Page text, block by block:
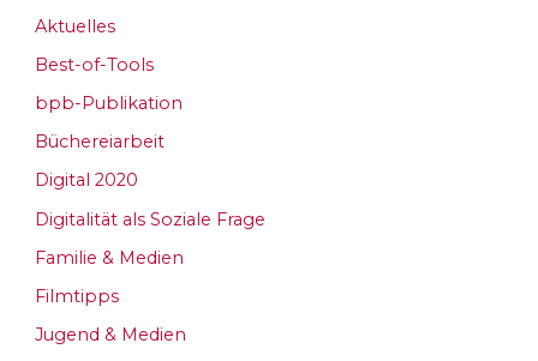
Aktuelles
Best-of-Tools
bpb-Publikation
Büchereiarbeit
Digital 2020
Digitalität als Soziale Frage
Familie & Medien
Filmtipps
Jugend & Medien